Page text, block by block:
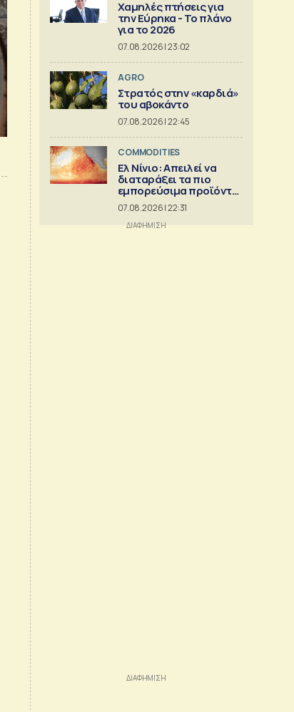
Χαμηλές πτήσεις για
την Εύρηκα - Το πλάνο
για το 2026
07.08.2026 | 23:02
AGRO
Στρατός στην «καρδιά»
του αβοκάντο
07.08.2026 | 22:45
COMMODITIES
Ελ Νίνιο: Απειλεί να
διαταράξει τα πιο
εμπορεύσιμα προϊόντα
στον κόσμο
07.08.2026 | 22:31